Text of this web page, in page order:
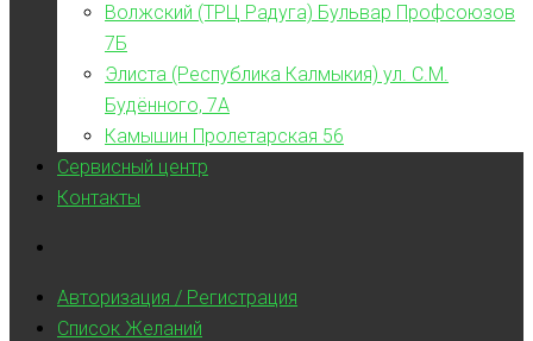
Волжский (ТРЦ Радуга) Бульвар Профсоюзов
7Б
Элиста (Республика Калмыкия) ул. С.М.
Будённого, 7А
Камышин Пролетарская 56
Сервисный центр
Контакты
Авторизация / Регистрация
Список Желаний